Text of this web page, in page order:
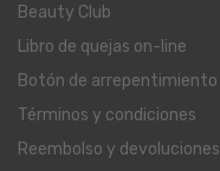
Beauty Club
Libro de quejas on-line
Botón de arrepentimiento
Términos y condiciones
Reembolso y devoluciones